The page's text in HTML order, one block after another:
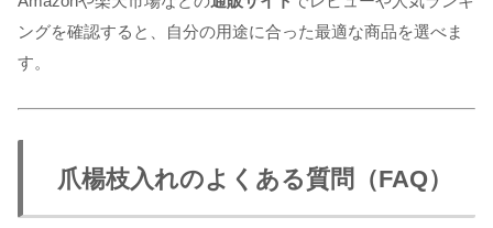
ングを確認すると、自分の用途に合った最適な商品を選べま
す。
爪楊枝入れのよくある質問（FAQ）